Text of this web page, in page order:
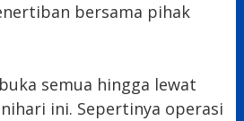
bersama pihak
semua hingga lewat
ini. Sepertinya operasi